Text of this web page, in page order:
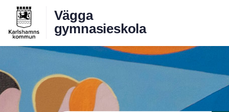
Vägga
gymnasieskola